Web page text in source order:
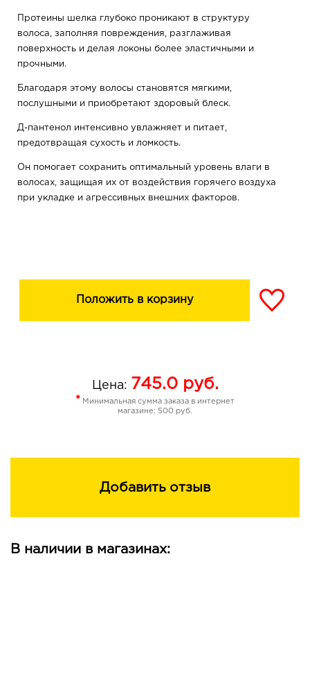
Протеины шелка глубоко проникают в структуру
волоса, заполняя повреждения, разглаживая
поверхность и делая локоны более эластичными и
прочными.
Благодаря этому волосы становятся мягкими,
послушными и приобретают здоровый блеск.
Д-пантенол интенсивно увлажняет и питает,
предотвращая сухость и ломкость.
Он помогает сохранить оптимальный уровень влаги в
волосах, защищая их от воздействия горячего воздуха
при укладке и агрессивных внешних факторов.
волосы выглядят ухоженными в течение всего дня.
послушными, а прическа – аккуратной и стойкой.
Положить в корзину
Цена: 745.0руб.
* Минимальная сумма заказа в интернет
магазине: 500 руб.
Добавить отзыв
В наличии в магазинах: